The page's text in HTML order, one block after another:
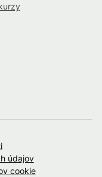
údajov
cookie